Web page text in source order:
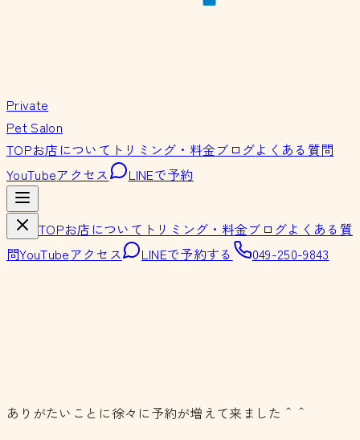
Private
Pet Salon
TOPお店について トリミング・料金ブログよくある質問
YouTubeアクセス LINEで予約
TOPお店について トリミング・料金ブログよくある質
問YouTubeアクセス LINEで予約する 049-250-9843
ありがたいことに徐々に予約が増えて来ました＾＾